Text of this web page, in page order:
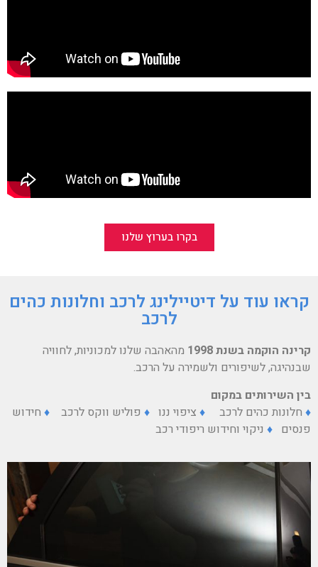
בקרו בערוץ שלנו
קראו עוד על דיטיילינג לרכב וחלונות כהים
לרכב
קרינה הוקמה בשנת 1998
מהאהבה שלנו למכוניות, לחוויה
שבנהיגה, לשיפורים ולשמירה על הרכב.
בין השירותים במקום
♦ חלונות כהים לרכב ♦ ציפוי ננו ♦ פוליש ווקס לרכב ♦ חידוש
פנסים ♦ ניקוי וחידוש ריפודי רכב